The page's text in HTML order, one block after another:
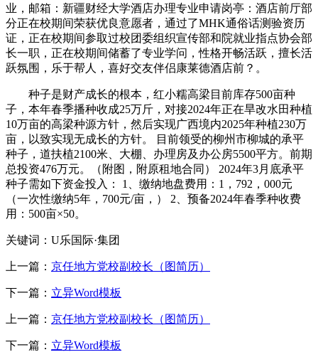
业，邮箱：新疆财经大学酒店办理专业申请岗亭：酒店前厅部
分正在校期间荣获优良意愿者，通过了MHK通俗话测验资历
证，正在校期间参取过校团委组织宣传部和院就业指点协会部
长一职，正在校期间储蓄了专业学问，性格开畅活跃，擅长活
跃氛围，乐于帮人，喜好交友伴侣康莱德酒店前？。
种子是财产成长的根本，红小糯高梁目前库存500亩种
子，本年春季播种收成25万斤，对接2024年正在旱改水田种植
10万亩的高梁种源方针，然后实现广西境内2025年种植230万
亩，以致实现无成长的方针。 目前领受的柳州市柳城的承平
种子，道扶植2100米、大棚、办理房及办公房5500平方。前期
总投资476万元。（附图，附原租地合同） 2024年3月底承平
种子需如下资金投入： 1、缴纳地盘费用：1，792，000元
（一次性缴纳5年，700元/亩，） 2、预备2024年春季种收费
用：500亩×50。
关键词：U乐国际·集团
上一篇： 京任地方党校副校长（图简历）
下一篇： 立异Word模板
上一篇： 京任地方党校副校长（图简历）
下一篇： 立异Word模板